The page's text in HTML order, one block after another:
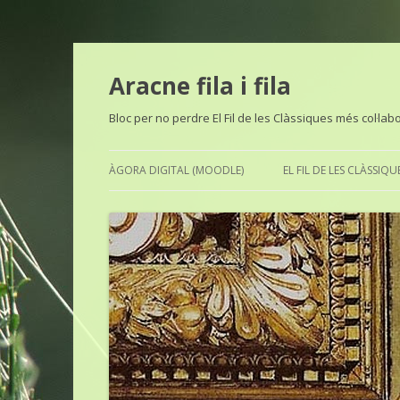
Aracne fila i fila
Bloc per no perdre El Fil de les Clàssiques més
ÀGORA DIGITAL (MOODLE) EL FIL DE LES